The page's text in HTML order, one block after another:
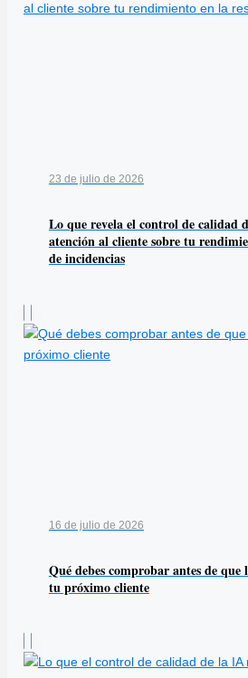
23 de julio de 2026
Lo que revela el control de calidad
atención al cliente sobre tu
de incidencias
16 de julio de 2026
Qué debes comprobar antes de que
tu próximo cliente